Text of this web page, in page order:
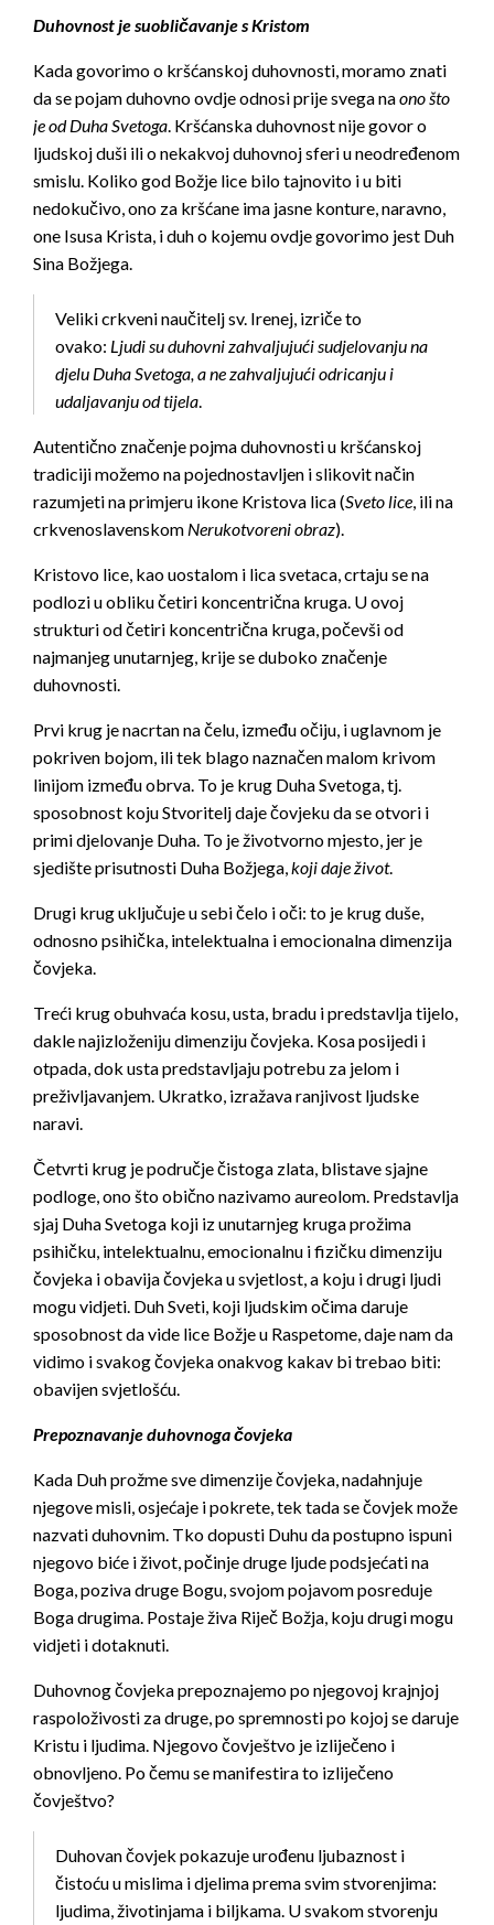
Duhovnost je suobličavanje s Kristom
Kada govorimo o kršćanskoj duhovnosti, moramo znati
da se pojam duhovno ovdje odnosi prije svega naono što
je od Duha Svetoga . Kršćanska duhovnost nije govor o
ljudskoj duši ili o nekakvoj duhovnoj sferi u neodređenom
smislu. Koliko god Božje lice bilo tajnovito i u biti
nedokučivo, ono za kršćane ima jasne konture, naravno,
one Isusa Krista, i duh o kojemu ovdje govorimo jest Duh
Sina Božjega.
Veliki crkveni naučitelj sv. Irenej, izriče to
ovako: Ljudi su duhovni zahvaljujući sudjelovanju na
djelu Duha Svetoga, a ne zahvaljujući odricanju i
udaljavanju od tijela
Autentično značenje pojma duhovnosti u kršćanskoj
tradiciji možemo na pojednostavljen i slikovit način
razumjeti na primjeru ikone Kristova lica (Sveto lice , ili na
crkvenoslavenskom Nerukotvoreni obraz).
Kristovo lice, kao uostalom i lica svetaca, crtaju se na
podlozi u obliku četiri koncentrična kruga. U ovoj
strukturi od četiri koncentrična kruga, počevši od
najmanjeg unutarnjeg, krije se duboko značenje
duhovnosti.
Prvi krug je nacrtan na čelu, između očiju, i uglavnom je
pokriven bojom, ili tek blago naznačen malom krivom
linijom između obrva. To je krug Duha Svetoga, tj.
sposobnost koju Stvoritelj daje čovjeku da se otvori i
primi djelovanje Duha. To je životvorno mjesto, jer je
sjedište prisutnosti Duha Božjega, koji daje život.
Drugi krug uključuje u sebi čelo i oči: to je krug duše,
odnosno psihička, intelektualna i emocionalna dimenzija
čovjeka.
Treći krug obuhvaća kosu, usta, bradu i predstavlja tijelo,
dakle najizloženiju dimenziju čovjeka. Kosa posijedi i
otpada, dok usta predstavljaju potrebu za jelom i
preživljavanjem. Ukratko, izražava ranjivost ljudske
naravi.
Četvrti krug je područje čistoga zlata, blistave sjajne
podloge, ono što obično nazivamo aureolom. Predstavlja
sjaj Duha Svetoga koji iz unutarnjeg kruga prožima
psihičku, intelektualnu, emocionalnu i fizičku dimenziju
čovjeka i obavija čovjeka u svjetlost, a koju i drugi ljudi
mogu vidjeti. Duh Sveti, koji ljudskim očima daruje
sposobnost da vide lice Božje u Raspetome, daje nam da
vidimo i svakog čovjeka onakvog kakav bi trebao biti:
obavijen svjetlošću.
Prepoznavanje duhovnoga čovjeka
Kada Duh prožme sve dimenzije čovjeka, nadahnjuje
njegove misli, osjećaje i pokrete, tek tada se čovjek može
nazvati duhovnim. Tko dopusti Duhu da postupno ispuni
njegovo biće i život, počinje druge ljude podsjećati na
Boga, poziva druge Bogu, svojom pojavom posreduje
Boga drugima. Postaje živa Riječ Božja, koju drugi mogu
vidjeti i dotaknuti.
Duhovnog čovjeka prepoznajemo po njegovoj krajnjoj
raspoloživosti za druge, po spremnosti po kojoj se daruje
Kristu i ljudima. Njegovo čovještvo je izliječeno i
obnovljeno. Po čemu se manifestira to izliječeno
čovještvo?
Duhovan čovjek pokazuje urođenu ljubaznost i
čistoću u mislima i djelima prema svim stvorenjima:
ljudima, životinjama i biljkama. U svakom stvorenju